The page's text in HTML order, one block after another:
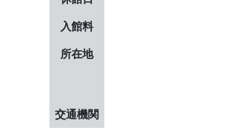
入館料
所在地
交通機関